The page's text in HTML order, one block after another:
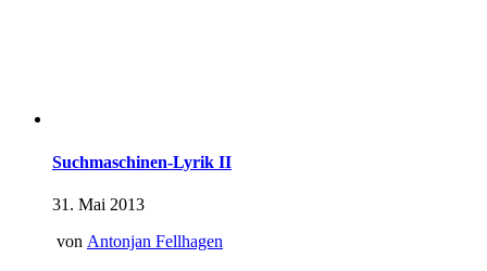
Suchmaschinen-Lyrik II
31. Mai 2013
von Antonjan Fellhagen